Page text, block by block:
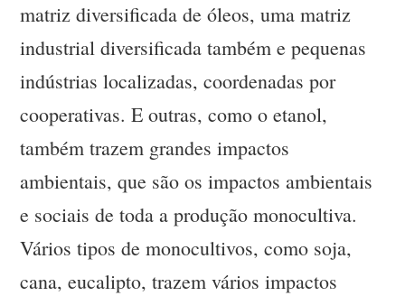
matriz diversificada de óleos, uma matriz
industrial diversificada também e pequenas
indústrias localizadas, coordenadas por
cooperativas. E outras, como o etanol,
também trazem grandes impactos
ambientais, que são os impactos ambientais
e sociais de toda a produção monocultiva.
Vários tipos de monocultivos, como soja,
cana, eucalipto, trazem vários impactos